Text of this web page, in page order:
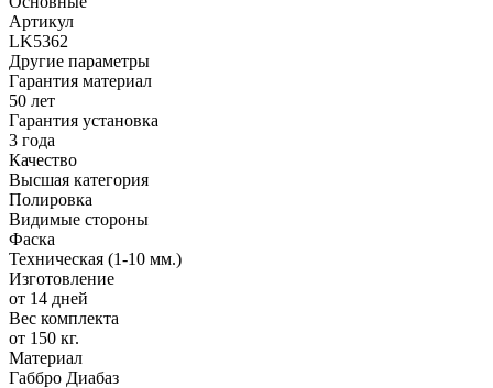
Артикул
LK5362
Другие параметры
Гарантия материал
50 лет
Гарантия установка
3 года
Качество
Высшая категория
Полировка
Видимые стороны
Фаска
Техническая (1-10 мм.)
Изготовление
от 14 дней
Вес комплекта
от 150 кг.
Материал
Габбро Диабаз